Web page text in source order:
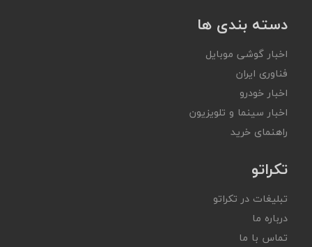
دسته بندی ها
اخبار گوشی موبایل
فناوری ایران
اخبار خودرو
اخبار سینما و تلویزیون
راهنمای خرید
تکراتو
تبلیغات در تکراتو
درباره ما
تماس با ما